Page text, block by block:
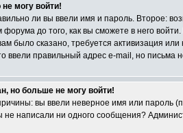
не могу войти!
ли вы ввели имя и пароль. Второе:
до того, как вы сможете в него
было сказано, требуется активизация
ввели правильный адрес e-mail, но письма
но больше не могу войти!
вы ввели неверное имя или пароль
не написали ни одного сообщения?